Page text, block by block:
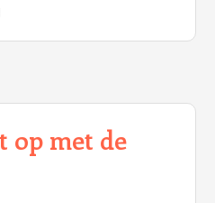
op met de